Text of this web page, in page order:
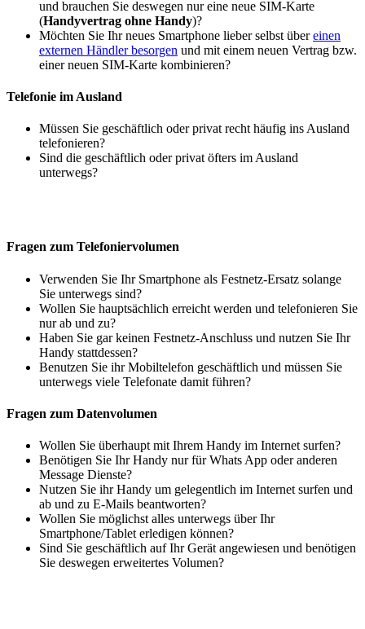
und brauchen Sie deswegen nur eine neue SIM-Karte
(Handyvertrag ohne Handy)?
Möchten Sie Ihr neues Smartphone lieber selbst übereinen
externen Händler besorgen und mit einem neuen Vertrag bzw.
einer neuen SIM-Karte kombinieren?
Telefonie im Ausland
Müssen Sie geschäftlich oder privat recht häufig ins Ausland
telefonieren?
Sind die geschäftlich oder privat öfters im Ausland
unterwegs?
Fragen zum Telefoniervolumen
Verwenden Sie Ihr Smartphone als Festnetz-Ersatz solange
Sie unterwegs sind?
Wollen Sie hauptsächlich erreicht werden und telefonieren Sie
nur ab und zu?
Haben Sie gar keinen Festnetz-Anschluss und nutzen Sie Ihr
Handy stattdessen?
Benutzen Sie ihr Mobiltelefon geschäftlich und müssen Sie
unterwegs viele Telefonate damit führen?
Fragen zum Datenvolumen
Wollen Sie überhaupt mit Ihrem Handy im Internet surfen?
Benötigen Sie Ihr Handy nur für Whats App oder anderen
Message Dienste?
Nutzen Sie ihr Handy um gelegentlich im Internet surfen und
ab und zu E-Mails beantworten?
Wollen Sie möglichst alles unterwegs über Ihr
Smartphone/Tablet erledigen können?
Sind Sie geschäftlich auf Ihr Gerät angewiesen und benötigen
Sie deswegen erweitertes Volumen?